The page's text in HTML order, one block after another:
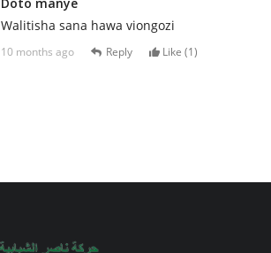
Doto manye
Walitisha sana hawa viongozi
10 months ago Reply Like (1)